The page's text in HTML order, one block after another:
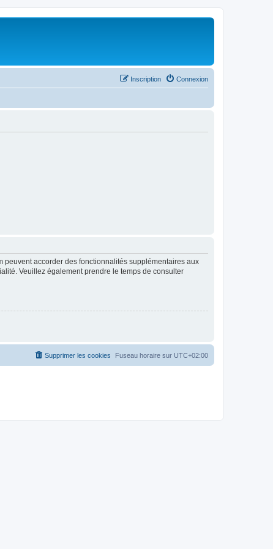
Connexion
Inscription
peuvent accorder des fonctionnalités supplémentaires aux
Veuillez également prendre le temps de consulter
Fuseau horaire sur UTC+02:00
Supprimer les cookies